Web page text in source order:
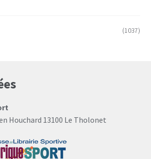
(1037)
Houchard 13100 Le Tholonet